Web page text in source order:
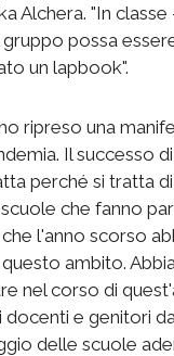
Alchera. "In
possa
un lapbook".
ripreso una
Il successo
perché si tratta
che fanno
l'anno scorso
ambito.
nel corso di
e genitori
delle scuole